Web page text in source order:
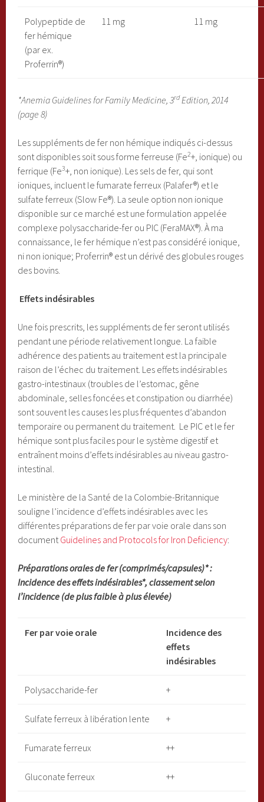
Polypeptide de
fer hémique
(par ex.
Proferrin®)
11 mg 11 mg
*Anemia Guidelines for Family Medicine, 3rdEdition, 2014
(page 8)
Les suppléments de fer non hémique indiqués ci-dessus
sont disponibles soit sous forme ferreuse (Fe2+, ionique) ou
ferrique (Fe3+, non ionique). Les sels de fer, qui sont
ioniques, incluent le fumarate ferreux (Palafer®) et le
sulfate ferreux (Slow Fe®). La seule option non ionique
disponible sur ce marché est une formulation appelée
complexe polysaccharide-fer ou PIC (FeraMAX®). À ma
connaissance, le fer hémique n’est pas considéré ionique,
ni non ionique; Proferrin® est un dérivé des globules rouges
des bovins.
Effets indésirables
Une fois prescrits, les suppléments de fer seront utilisés
pendant une période relativement longue. La faible
adhérence des patients au traitement est la principale
raison de l’échec du traitement. Les effets indésirables
gastro-intestinaux (troubles de l’estomac, gêne
abdominale, selles foncées et constipation ou diarrhée)
sont souvent les causes les plus fréquentes d’abandon
temporaire ou permanent du traitement. Le PIC et le fer
hémique sont plus faciles pour le système digestif et
entraînent moins d’effets indésirables au niveau gastro-
intestinal.
Le ministère de la Santé de la Colombie-Britannique
souligne l’incidence d’effets indésirables avec les
différentes préparations de fer par voie orale dans son
documentGuidelines and Protocols for Iron Deficiency:
Préparations orales de fer (comprimés/capsules)* :
Incidence des effets indésirables*, classement selon
l’incidence (de plus faible à plus élevée)
Fer par voie orale
Incidence des
effets
indésirables
Polysaccharide-fer +
Sulfate ferreux à libération lente +
Fumarate ferreux ++
Gluconate ferreux ++